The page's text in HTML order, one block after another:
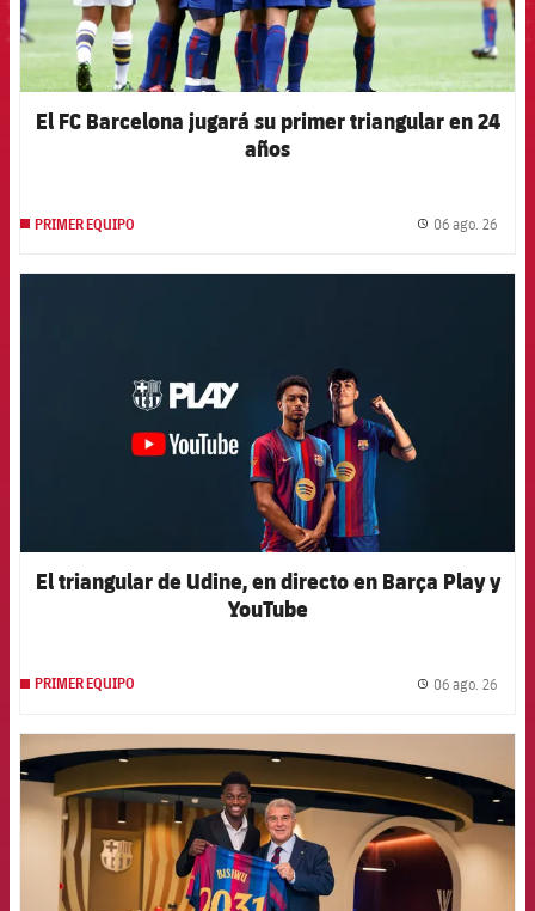
El FC Barcelona jugará su primer triangular en 24
años
PRIMER EQUIPO 06 ago. 26
El triangular de Udine, en directo en Barça Play y
YouTube
PRIMER EQUIPO 06 ago. 26